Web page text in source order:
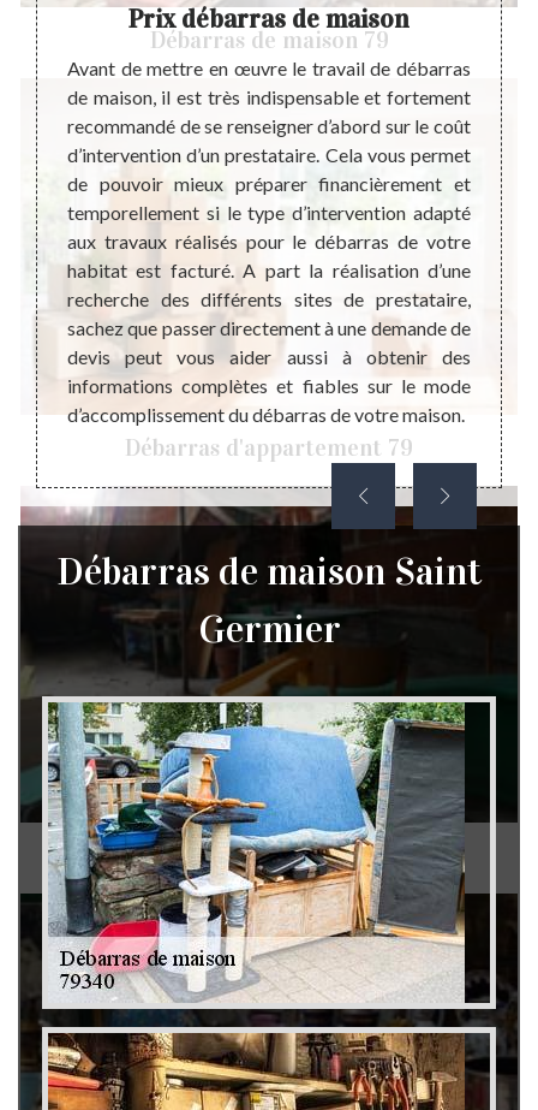
Débarras de maison 79
Débarras d'appartement 79
Débarras de grenier et cave 79
de
du
de
vos
Prix débarras de maison
Avant de mettre en œuvre le travail de débarras
de maison, il est très indispensable et fortement
recommandé de se renseigner d’abord sur le coût
d’intervention d’un prestataire. Cela vous permet
de pouvoir mieux préparer financièrement et
temporellement si le type d’intervention adapté
aux travaux réalisés pour le débarras de votre
habitat est facturé. A part la réalisation d’une
recherche des différents sites de prestataire,
sachez que passer directement à une demande de
devis peut vous aider aussi à obtenir des
informations complètes et fiables sur le mode
d’accomplissement du débarras de votre maison.
A
il
dire
bon
vous
pas
Débarras de maison Saint
Germier